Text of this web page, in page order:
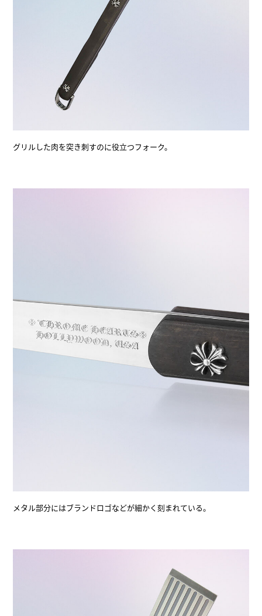
グリルした肉を突き刺すのに役立つフォーク。
メタル部分にはブランドロゴなどが細かく刻まれている。